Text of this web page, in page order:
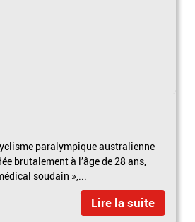
paralympique australienne
brutalement à l’âge de 28 ans,
soudain »,...
Lire la suite